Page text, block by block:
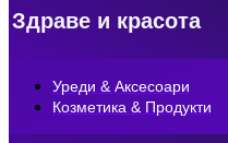
Здраве и красота
Уреди & Аксесоари
Козметика & Продукти